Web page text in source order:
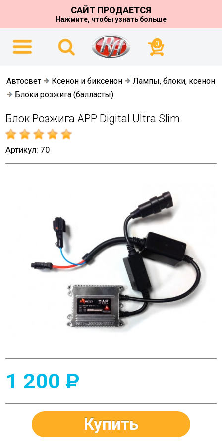
САЙТ ПРОДАЕТСЯ
Нажмите, чтобы узнать больше
0
Автосвет Ксенон и биксенон
Лампы, блоки, ксенон
Блоки розжига (балласты)
Блок Розжига APP Digital Ultra Slim
Артикул: 70
1 200 P
Купить